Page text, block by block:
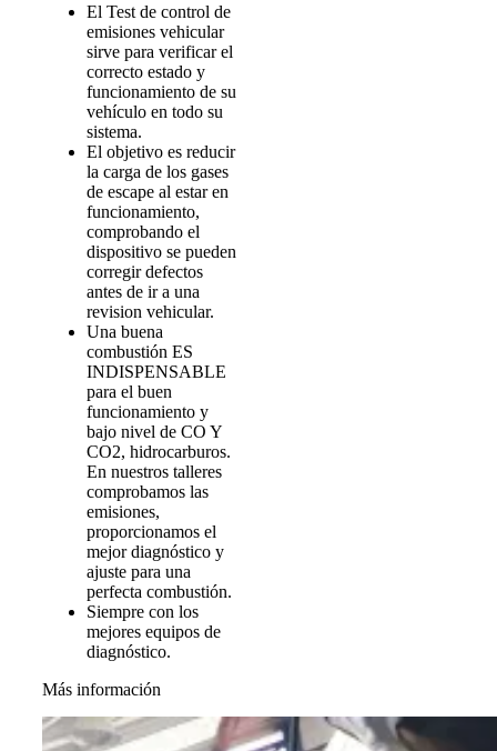
El Test de control de
emisiones vehicular
sirve para verificar el
correcto estado y
funcionamiento de su
vehículo en todo su
sistema.
El objetivo es reducir
la carga de los gases
de escape al estar en
funcionamiento,
comprobando el
dispositivo se pueden
corregir defectos
antes de ir a una
revision vehicular.
Una buena
combustión ES
INDISPENSABLE
para el buen
funcionamiento y
bajo nivel de CO Y
CO2, hidrocarburos.
En nuestros talleres
comprobamos las
emisiones,
proporcionamos el
mejor diagnóstico y
ajuste para una
perfecta combustión.
Siempre con los
mejores equipos de
diagnóstico.
Más información